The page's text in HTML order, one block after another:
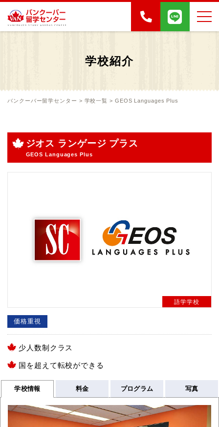
学校紹介
バンクーバー留学センター > 学校一覧 > GEOS Languages Plus
ジオス ランゲージ プラス
GEOS Languages Plus
語学学校
価格重視
少人数制クラス
国を超えて転校ができる
学校情報 料金 プログラム 写真